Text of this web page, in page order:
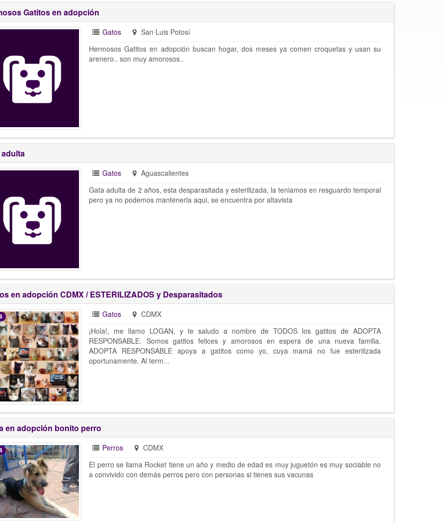
Gatitos en adopción
Gatos
San Luis Potosí
Hermosos Gatitos en adopción buscan hogar, dos meses ya comen croquetas y usan su
arenero.. son muy amorosos..
Gatos
Aguascalientes
Gata adulta de 2 años, esta desparasitada y esterilizada, la teniamos en resguardo temporal
pero ya no podemos mantenerla aqui, se encuentra por altavista
en adopción CDMX / ESTERILIZADOS y Desparasitados
Gatos
CDMX
¡Hola!, me llamo LOGAN, y te saludo a nombre de TODOS los gatitos de ADOPTA
RESPONSABLE. Somos gatitos felices y amorosos en espera de una nueva familia.
ADOPTA RESPONSABLE apoya a gatitos como yo, cuya mamá no fue esterilizada
oportunamente. Al term...
en adopción bonito perro
Perros
CDMX
El perro se llama Rocket tiene un año y medio de edad es muy juguetón es muy sociable no
a convivido con demás perros pero con personas si tienes sus vacunas